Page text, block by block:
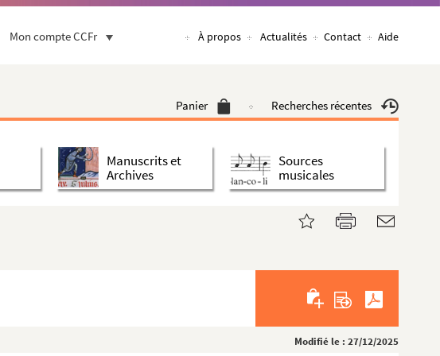
Mon compte CCFr À propos Actualités Contact Aide
Panier Recherches récentes
Manuscrits et
Archives
Sources
musicales
Modifié le : 27/12/2025